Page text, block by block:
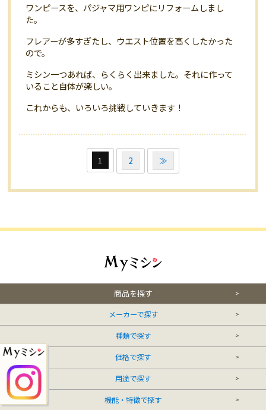
ワンピースを、パジャマ用ワンピにリフォームしまし
た。
フレアーが多すぎたし、ウエスト位置を高くしたかった
ので。
ミシン一つあれば、らくらく出来ました。それに作って
いること自体が楽しい。
これからも、いろいろ挑戦していきます！
1 2 ≫
商品を探す
メーカーで探す
種類で探す
価格で探す
用途で探す
機能・特徴で探す